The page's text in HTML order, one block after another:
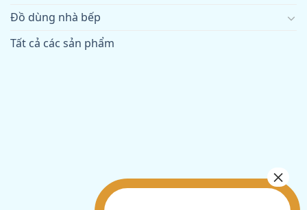
Đồ dùng nhà bếp
Tất cả các sản phẩm